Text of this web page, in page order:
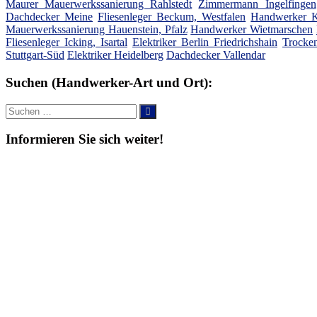
Maurer Mauerwerkssanierung Rahlstedt Zimmermann Ingelfingen
Dachdecker Meine Fliesenleger Beckum, Westfalen Handwerker
Mauerwerkssanierung Hauenstein, Pfalz Handwerker Wietmarschen
Fliesenleger Icking, Isartal Elektriker Berlin Friedrichshain
Stuttgart-Süd Elektriker Heidelberg Dachdecker Vallendar
Suchen (Handwerker-Art und Ort):
Suche
nach:
Suchen
Informieren Sie sich weiter!